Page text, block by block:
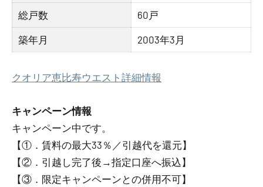
総戸数 60戸
築年月 2003年3月
クオリア恵比寿ウエスト詳細情報
キャンペーン情報
キャンペーン中です。
【①．賃料の最大33％／引越代を還元】
【②．引越し完了後→指定口座へ振込】
【③．限定キャンペーンとの併用不可】